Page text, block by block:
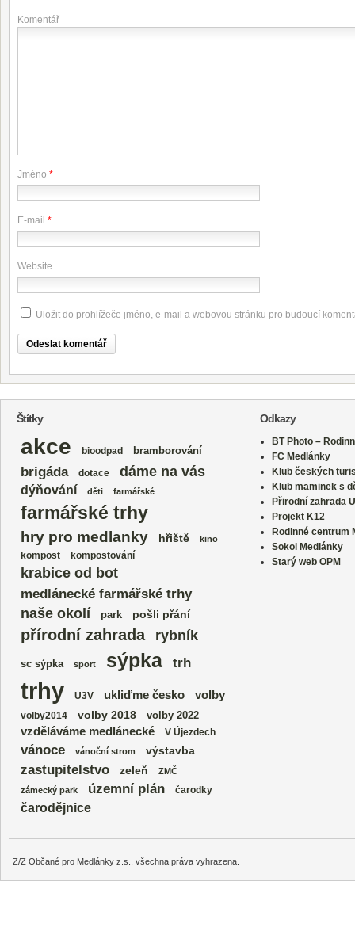
Komentář
Jméno *
E-mail *
Website
Uložit do prohlížeče jméno, e-mail a webovou stránku pro budoucí
Štítky
akce bioodpad bramborování
brigáda dotace dáme na vás
dýňování děti farmářské
farmářské trhy
hry pro medlanky hřiště kino
kompost kompostování
krabice od bot
medlánecké farmářské trhy
naše okolí
park pošli přání
přírodní zahrada rybník
sc sýpka sport sýpka trh
trhy U3V ukliďme česko volby
volby2014 volby 2018 volby 2022
vzděláváme medlánecké V Újezdech
vánoce vánoční strom výstavba
zastupitelstvo zeleň
ZMČ
zámecký park
územní plán čarodky
čarodějnice
Odkazy
BT Photo –
FC Medlánky
Klub českých
Klub maminek s
Přirodní zahrada
Projekt K12
Rodinné centrum
Sokol Medlánky
Starý web OPM
Z/Z Občané pro Medlánky z.s., všechna práva vyhrazena.